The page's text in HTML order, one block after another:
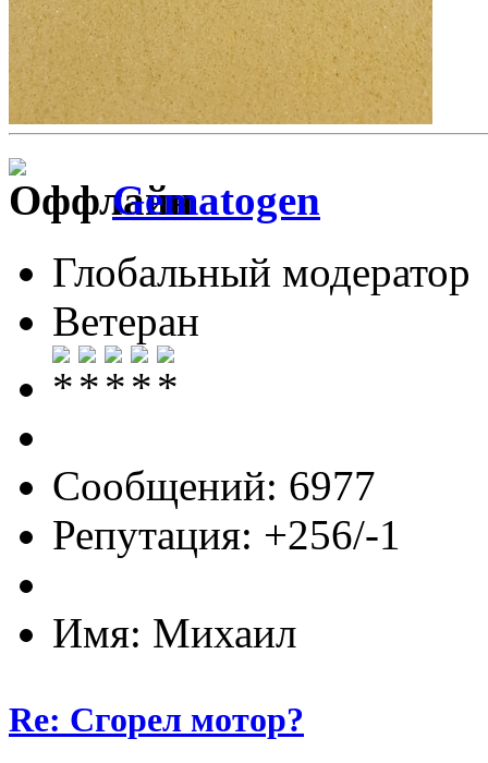
Gematogen
Глобальный модератор
Ветеран
Сообщений: 6977
Репутация: +256/-1
Имя: Михаил
Re: Сгорел мотор?